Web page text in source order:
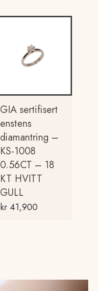
GIA sertifisert
enstens
diamantring –
KS-1008
0.56CT – 18
KT HVITT
GULL
kr41,900